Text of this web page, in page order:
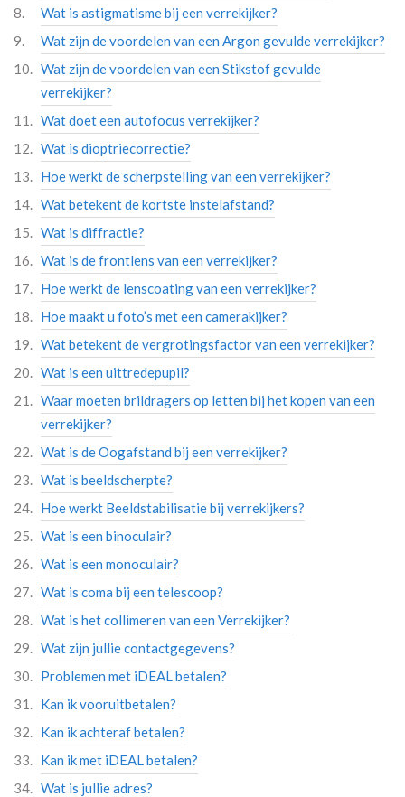
Wat is astigmatisme bij een verrekijker?
Wat zijn de voordelen van een Argon gevulde verrekijker?
Wat zijn de voordelen van een Stikstof gevulde
verrekijker?
Wat doet een autofocus verrekijker?
Wat is dioptriecorrectie?
Hoe werkt de scherpstelling van een verrekijker?
Wat betekent de kortste instelafstand?
Wat is diffractie?
Wat is de frontlens van een verrekijker?
Hoe werkt de lenscoating van een verrekijker?
Hoe maakt u foto’s met een camerakijker?
Wat betekent de vergrotingsfactor van een verrekijker?
Wat is een uittredepupil?
Waar moeten brildragers op letten bij het kopen van een
verrekijker?
Wat is de Oogafstand bij een verrekijker?
Wat is beeldscherpte?
Hoe werkt Beeldstabilisatie bij verrekijkers?
Wat is een binoculair?
Wat is een monoculair?
Wat is coma bij een telescoop?
Wat is het collimeren van een Verrekijker?
Wat zijn jullie contactgegevens?
Problemen met iDEAL betalen?
Kan ik vooruitbetalen?
Kan ik achteraf betalen?
Kan ik met iDEAL betalen?
Wat is jullie adres?